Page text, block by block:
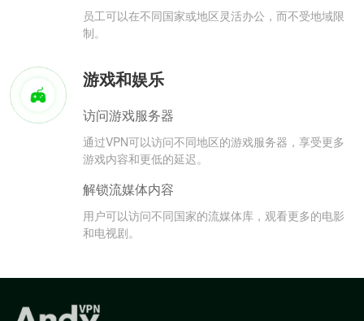
员工可以在不同国家或地区灵活办公，而不受地域限
制。
游戏和娱乐
访问游戏服务器
通过VPN可以访问不同地区的游戏服务器，享受更多
游戏内容和更低的延迟。
解锁流媒体内容
用户可以访问不同国家的流媒体库，观看更多的电影
和电视剧。